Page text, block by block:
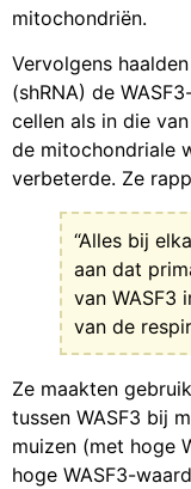
mitochondriën.
Vervolgens
(shRNA) de
cellen als in die
de mitochondriale
verbeterde. Ze
“Alles bij
aan dat
van WASF3
van de
Ze maakten
tussen WASF3 bij
muizen (met hoge
hoge WASF3-